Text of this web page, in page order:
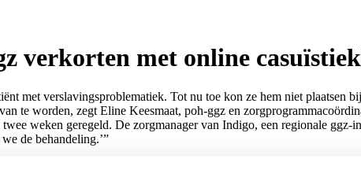
verkorten met online
met verslavingsproblematiek. Tot nu toe kon ze hem niet plaatsen
te worden, zegt Eline Keesmaat, poh-ggz en
twee weken geregeld. De zorgmanager van Indigo, een regionale
de behandeling.’”